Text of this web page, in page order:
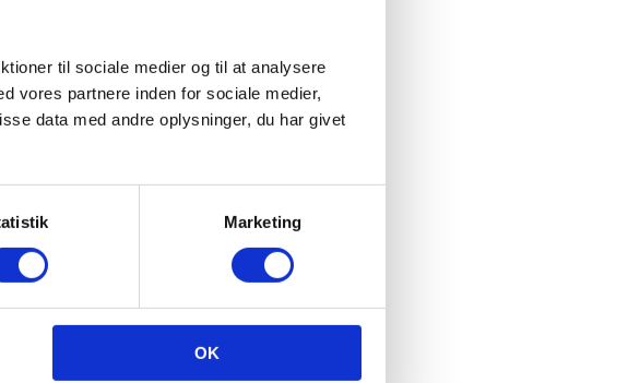
til sociale medier og til at analysere
vores partnere inden for sociale medier,
data med andre oplysninger, du har givet
Marketing
OK